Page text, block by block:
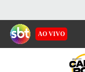
AO VIVO